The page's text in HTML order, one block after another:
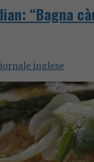
“Bagna
inglese